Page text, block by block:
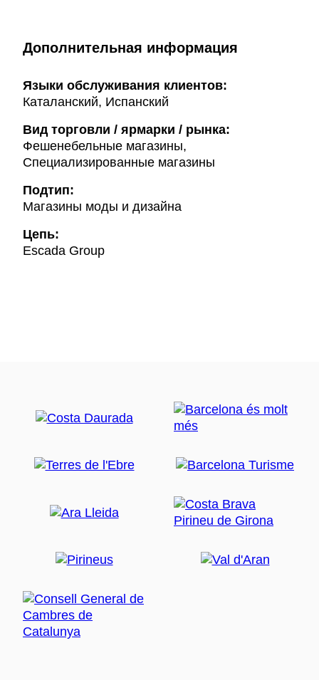
Дополнительная информация
Языки обслуживания клиентов:
Каталанский, Испанский
Вид торговли / ярмарки / рынка:
Фешенебельные магазины,
Специализированные магазины
Подтип:
Магазины моды и дизайна
Цепь:
Escada Group